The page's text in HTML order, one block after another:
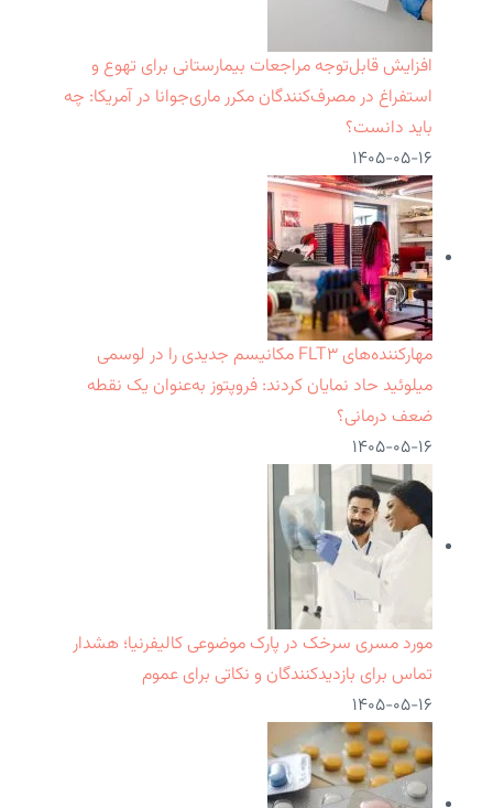
افزایش قابل‌توجه مراجعات بیمارستانی برای تهوع و
استفراغ در مصرف‌کنندگان مکرر ماری‌جوانا در آمریکا: چه
باید دانست؟
۱۴۰۵-۰۵-۱۶
مهارکننده‌های FLT۳ مکانیسم جدیدی را در لوسمی
میلوئید حاد نمایان کردند: فروپتوز به‌عنوان یک نقطه
ضعف درمانی؟
۱۴۰۵-۰۵-۱۶
مورد مسری سرخک در پارک موضوعی کالیفرنیا؛ هشدار
تماس برای بازدیدکنندگان و نکاتی برای عموم
۱۴۰۵-۰۵-۱۶